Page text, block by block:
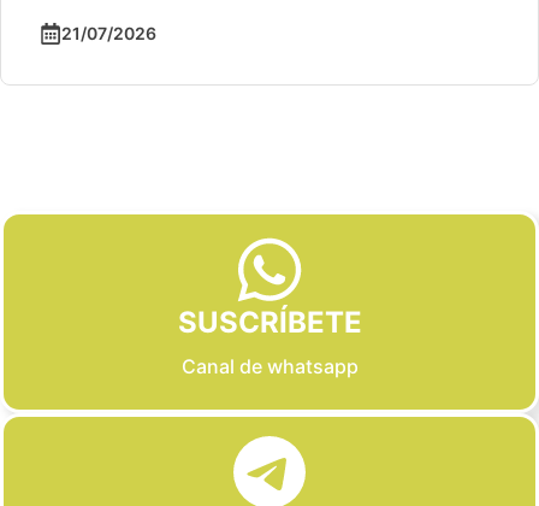
21/07/2026
SUSCRÍBETE
Canal de whatsapp